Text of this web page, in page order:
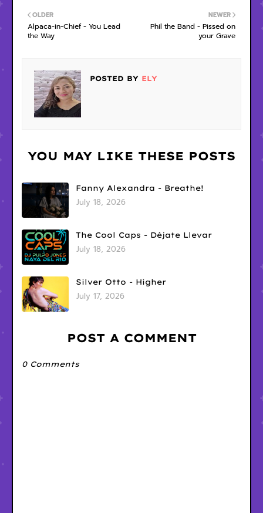
NEWER
Phil the Band - Pissed on
your Grave
OLDER
Alpaca-in-Chief - You Lead
the Way
POSTED BY ELY
YOU MAY LIKE THESE POSTS
Fanny Alexandra - Breathe!
July 18, 2026
The Cool Caps - Déjate Llevar
July 18, 2026
Silver Otto - Higher
July 17, 2026
POST A COMMENT
0 Comments